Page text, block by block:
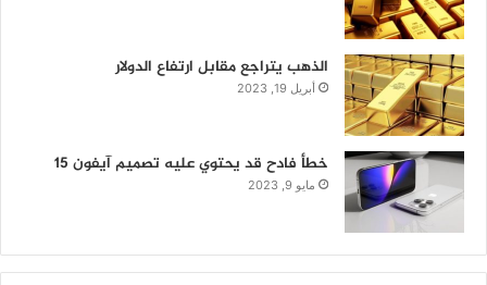
الذهب يتراجع مقابل ارتفاع الدولار
أبريل 19, 2023
خطأ فادح قد يحتوي عليه تصميم آيفون 15
مايو 9, 2023